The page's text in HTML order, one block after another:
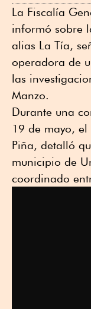
La Fiscalía
informó sobre
alias La Tía,
operadora de
las
Manzo.
Durante una
19 de mayo, el
Piña, detalló
municipio de
coordinado